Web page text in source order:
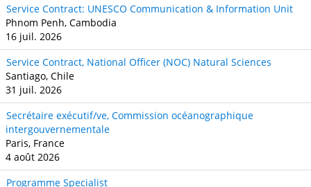
Service Contract: UNESCO Communication & Information Unit
Phnom Penh, Cambodia
16 juil. 2026
Service Contract, National Officer (NOC) Natural Sciences
Santiago, Chile
31 juil. 2026
Secrétaire exécutif/ve, Commission océanographique
intergouvernementale
Paris, France
4 août 2026
Programme Specialist